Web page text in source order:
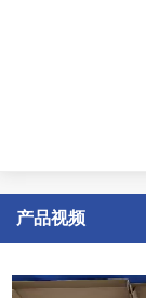
产品视频